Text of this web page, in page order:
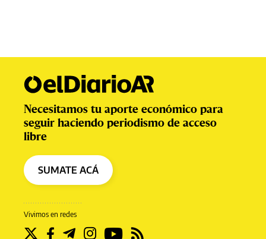
Vivimos en redes
Necesitamos tu aporte económico para
seguir haciendo periodismo de acceso
libre
SUMATE ACÁ